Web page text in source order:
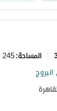
المساحة:245 متر مربع